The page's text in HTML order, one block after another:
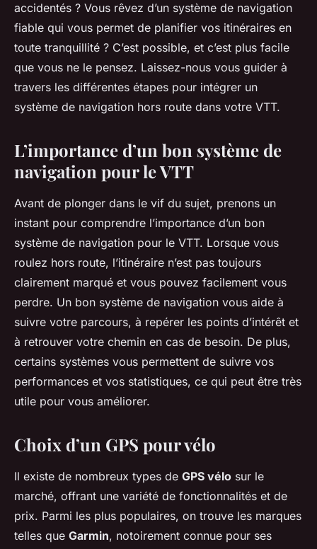
accidentés ? Vous rêvez d’un système de navigation
fiable qui vous permet de planifier vos itinéraires en
toute tranquillité ? C’est possible, et c’est plus facile
que vous ne le pensez. Laissez-nous vous guider à
travers les différentes étapes pour intégrer un
système de navigation hors route dans votre VTT.
L’importance d’un bon système de
navigation pour le VTT
Avant de plonger dans le vif du sujet, prenons un
instant pour comprendre l’importance d’un bon
système de navigation pour le VTT. Lorsque vous
roulez hors route, l’itinéraire n’est pas toujours
clairement marqué et vous pouvez facilement vous
perdre. Un bon système de navigation vous aide à
suivre votre parcours, à repérer les points d’intérêt et
à retrouver votre chemin en cas de besoin. De plus,
certains systèmes vous permettent de suivre vos
performances et vos statistiques, ce qui peut être très
utile pour vous améliorer.
Choix d’un GPS pour vélo
Il existe de nombreux types de GPS vélo sur le
marché, offrant une variété de fonctionnalités et de
prix. Parmi les plus populaires, on trouve les marques
telles que Garmin, notoirement connue pour ses